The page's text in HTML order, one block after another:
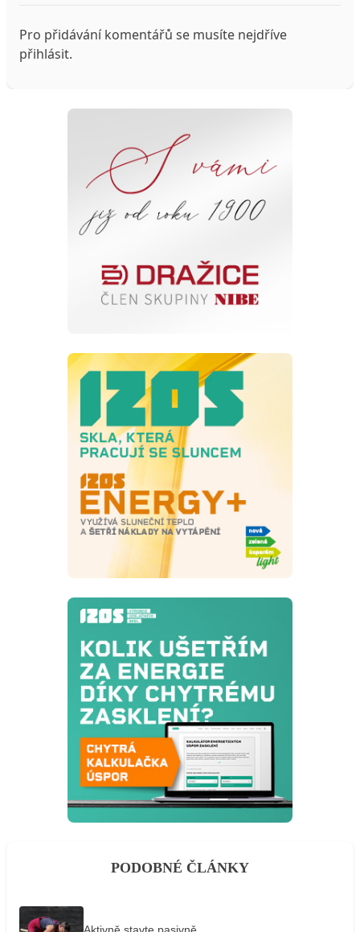
Pro přidávání komentářů se musíte nejdříve
přihlásit.
PODOBNÉ ČLÁNKY
Aktivně stavte pasivně